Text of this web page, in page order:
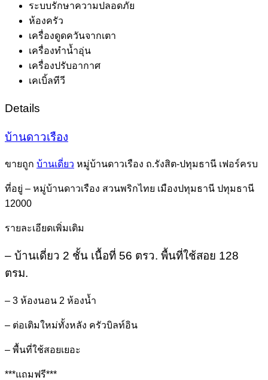
ระบบรักษาความปลอดภัย
ห้องครัว
เครื่องดูดควันจากเตา
เครื่องทำน้ำอุ่น
เครื่องปรับอากาศ
เคเบิ้ลทีวี
Details
บ้านดาวเรือง
ขายถูก บ้านเดี่ยว หมู่บ้านดาวเรือง ถ.รังสิต-ปทุมธานี เฟอร์ครบ
ที่อยู่ – หมู่บ้านดาวเรือง สวนพริกไทย เมืองปทุมธานี ปทุมธานี
12000
รายละเอียดเพิ่มเติม
– บ้านเดี่ยว 2 ชั้น เนื้อที่ 56 ตรว. พื้นที่ใช้สอย 128
ตรม.
– 3 ห้องนอน 2 ห้องน้ำ
– ต่อเติมใหม่ทั้งหลัง ครัวบิลท์อิน
– พื้นที่ใช้สอยเยอะ
***แถมฟรี***